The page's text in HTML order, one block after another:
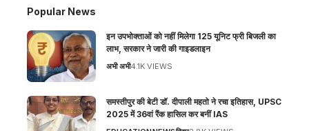
Popular News
इन उपभोक्ताओं को नहीं मिलेगा 125 यूनिट फ्री बिजली का
लाभ, सरकार ने जारी की गाइडलाइन
अभी अभी4.1K VIEWS
समस्तीपुर की बेटी डॉ. दीपाली महतो ने रचा इतिहास, UPSC
2025 में 36वां रैंक हासिल कर बनीं IAS